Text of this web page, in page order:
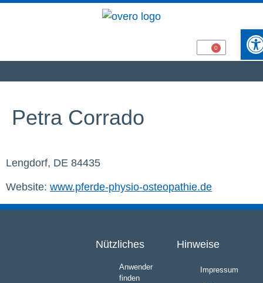
Petra Corrado
Lengdorf, DE 84435
Website: www.pferde-physio-osteopathie.de
Nützliches
Anwender
finden
Hinweise
Impressum